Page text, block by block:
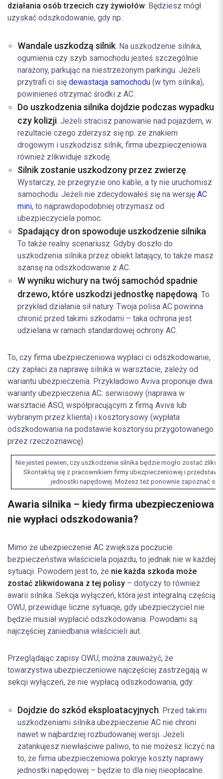
działania osób trzecich czy żywiołów. Będziesz mógł
uzyskać odszkodowanie, gdy np.:
Wandale uszkodzą silnik. Na uszkodzenie silnika,
ogumienia czy szyb samochodu jesteś szczególnie
narażony, parkując na niestrzeżonym parkingu. Jeżeli
przytrafi ci się dewastacja samochodu (w tym silnika),
powinieneś otrzymać środki z AC.
Do uszkodzenia silnika dojdzie podczas wypadku
czy kolizji. Jeżeli stracisz panowanie nad pojazdem, w
rezultacie czego zderzysz się np. ze znakiem
drogowym i uszkodzisz silnik, firma ubezpieczeniowa
również zlikwiduje szkodę.
Silnik zostanie uszkodzony przez zwierzę.
Wystarczy, że przegryzie ono kable, a ty nie uruchomisz
samochodu. Jeżeli nie zdecydowałeś się na wersję AC
mini, to najprawdopodobniej otrzymasz od
ubezpieczyciela pomoc.
Spadający dron spowoduje uszkodzenie silnika.
To także realny scenariusz. Gdyby doszło do
uszkodzenia silnika przez obiekt latający, to także masz
szansę na odszkodowanie z AC.
W wyniku wichury na twój samochód spadnie
drzewo, które uszkodzi jednostkę napędową. To
przykład działania sił natury. Twoja polisa AC powinna
chronić przed takimi szkodami – taka ochrona jest
udzielana w ramach standardowej ochrony AC.
To, czy firma ubezpieczeniowa wypłaci ci odszkodowanie,
czy zapłaci za naprawę silnika w warsztacie, zależy od
wariantu ubezpieczenia. Przykładowo Aviva proponuje dwa
warianty ubezpieczenia AC: serwisowy (naprawa w
warsztacie ASO, współpracującym z firmą Aviva lub
wybranym przez klienta) i kosztorysowy (wypłata
odszkodowania na podstawie kosztorysu przygotowanego
przez rzeczoznawcę).
Nie jesteś pewien, czy uszkodzenie silnika będzie mogło zostać
Skontaktuj się z pracownikiem firmy ubezpieczeniowej i przedstaw
jednostki napędowej. Możesz też ponownie zapoznać się
Awaria silnika – kiedy firma ubezpieczeniowa
nie wypłaci odszkodowania?
Mimo że ubezpieczenie AC zwiększa poczucie
bezpieczeństwa właściciela pojazdu, to jednak nie w każdej
sytuacji. Powodem jest to, że nie każda szkoda może
zostać zlikwidowana z tej polisy – dotyczy to również
awarii silnika. Sekcja wyłączeń, która jest integralną częścią
OWU, przewiduje liczne sytuacje, gdy ubezpieczyciel nie
będzie musiał wypłacić odszkodowania. Powodami są
najczęściej zaniedbania właścicieli aut.
Przeglądając zapisy OWU, można zauważyć, że
towarzystwa ubezpieczeniowe najczęściej zastrzegają w
sekcji wyłączeń, że nie wypłacą odszkodowania, gdy:
Dojdzie do szkód eksploatacyjnych. Przed takimi
uszkodzeniami silnika ubezpieczenie AC nie chroni
nawet w najbardziej rozbudowanej wersji. Jeżeli
zatankujesz niewłaściwe paliwo, to nie możesz liczyć na
to, że firma ubezpieczeniowa pokryje koszty naprawy
jednostki napędowej – będzie to dla niej nieopłacalne.